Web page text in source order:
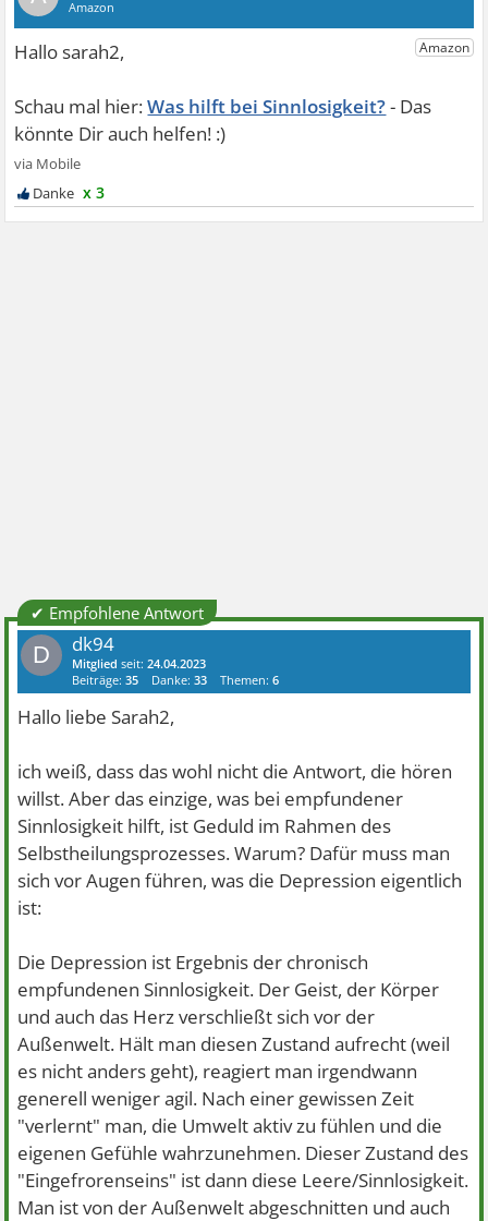
Was hilft bei Sinnlosigkeit?
x 3
✔ Empfohlene Antwort
D dk94
Mitglied seit:24.04.2023
Beiträge:35 Danke:33 Themen:6
Hallo liebe Sarah2,
ich weiß, dass das wohl nicht die Antwort, die hören
willst. Aber das einzige, was bei empfundener
Sinnlosigkeit hilft, ist Geduld im Rahmen des
Selbstheilungsprozesses. Warum? Dafür muss man
sich vor Augen führen, was die Depression eigentlich
ist:
Die Depression ist Ergebnis der chronisch
empfundenen Sinnlosigkeit. Der Geist, der Körper
und auch das Herz verschließt sich vor der
Außenwelt. Hält man diesen Zustand aufrecht (weil
es nicht anders geht), reagiert man irgendwann
generell weniger agil. Nach einer gewissen Zeit
"verlernt" man, die Umwelt aktiv zu fühlen und die
eigenen Gefühle wahrzunehmen. Dieser Zustand des
"Eingefrorenseins" ist dann diese Leere/Sinnlosigkeit.
Man ist von der Außenwelt abgeschnitten und auch